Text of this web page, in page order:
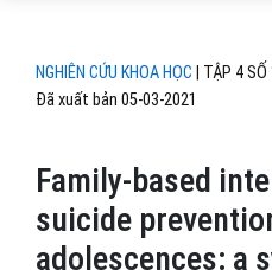
NGHIÊN CỨU KHOA HỌC TẬP 4
Family-based
suicide
adolescences: a
Đã xuất bản 05-03-2021